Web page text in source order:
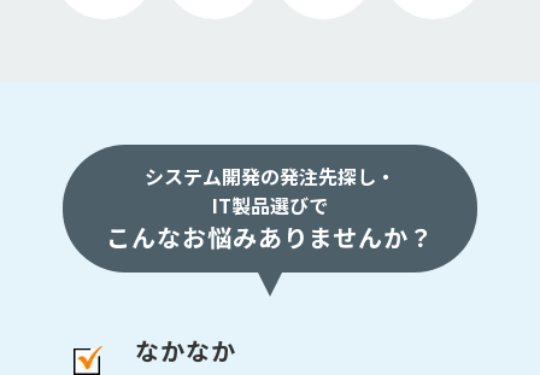
システム開発の発注先探し・
IT製品選びで
こんなお悩みありませんか？
なかなか